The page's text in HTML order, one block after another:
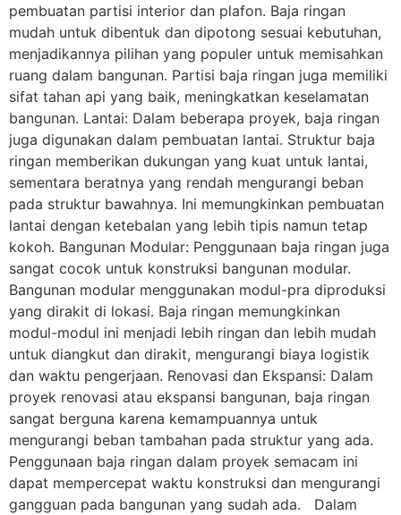
pembuatan partisi interior dan plafon. Baja ringan
mudah untuk dibentuk dan dipotong sesuai kebutuhan,
menjadikannya pilihan yang populer untuk memisahkan
ruang dalam bangunan. Partisi baja ringan juga memiliki
sifat tahan api yang baik, meningkatkan keselamatan
bangunan. Lantai: Dalam beberapa proyek, baja ringan
juga digunakan dalam pembuatan lantai. Struktur baja
ringan memberikan dukungan yang kuat untuk lantai,
sementara beratnya yang rendah mengurangi beban
pada struktur bawahnya. Ini memungkinkan pembuatan
lantai dengan ketebalan yang lebih tipis namun tetap
kokoh. Bangunan Modular: Penggunaan baja ringan juga
sangat cocok untuk konstruksi bangunan modular.
Bangunan modular menggunakan modul-pra diproduksi
yang dirakit di lokasi. Baja ringan memungkinkan
modul-modul ini menjadi lebih ringan dan lebih mudah
untuk diangkut dan dirakit, mengurangi biaya logistik
dan waktu pengerjaan. Renovasi dan Ekspansi: Dalam
proyek renovasi atau ekspansi bangunan, baja ringan
sangat berguna karena kemampuannya untuk
mengurangi beban tambahan pada struktur yang ada.
Penggunaan baja ringan dalam proyek semacam ini
dapat mempercepat waktu konstruksi dan mengurangi
gangguan pada bangunan yang sudah ada. Dalam